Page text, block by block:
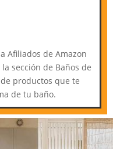
Afiliados de Amazon
sección de Baños de
productos que te
de tu baño.